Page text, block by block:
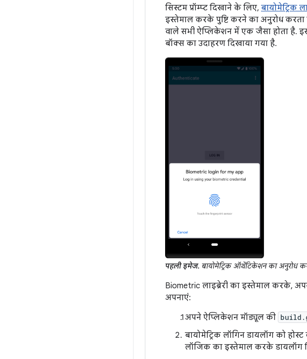
सिस्टम प्रॉम्प्ट दिखाने के लिए, बायोमेट्रिक
इस्तेमाल करके पुष्टि करने का अनुरोध
वाले सभी ऐप्लिकेशन में एक जैसा होता है.
बॉक्स का उदाहरण दिखाया गया है.
पहली इमेज. बायोमेट्रिक ऑथेंटिकेशन का अनुरोध
Biometric लाइब्रेरी का इस्तेमाल करके,
अपनाएं:
अपने ऐप्लिकेशन मॉड्यूल की
बायोमेट्रिक लॉगिन डायलॉग को
लॉजिक का इस्तेमाल करके डायलॉग